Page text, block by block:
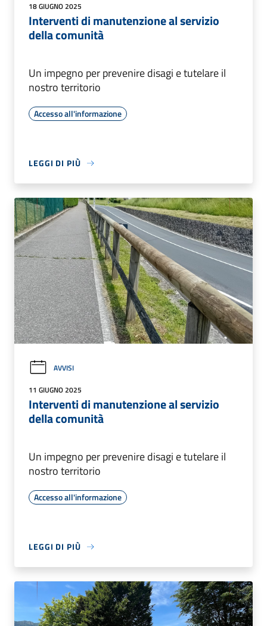
18 GIUGNO 2025
Interventi di manutenzione al servizio
della comunità
Un impegno per prevenire disagi e tutelare il
nostro territorio
Accesso all'informazione
LEGGI DI PIÙ
AVVISI
11 GIUGNO 2025
Interventi di manutenzione al servizio
della comunità
Un impegno per prevenire disagi e tutelare il
nostro territorio
Accesso all'informazione
LEGGI DI PIÙ